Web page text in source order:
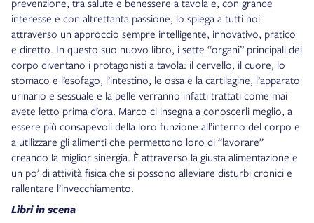
prevenzione, tra salute e benessere a tavola e, con grande
interesse e con altrettanta passione, lo spiega a tutti noi
attraverso un approccio sempre intelligente, innovativo, pratico
e diretto. In questo suo nuovo libro, i sette “organi” principali del
corpo diventano i protagonisti a tavola: il cervello, il cuore, lo
stomaco e l’esofago, l’intestino, le ossa e la cartilagine, l’apparato
urinario e sessuale e la pelle verranno infatti trattati come mai
avete letto prima d’ora. Marco ci insegna a conoscerli meglio, a
essere più consapevoli della loro funzione all’interno del corpo e
a utilizzare gli alimenti che permettono loro di “lavorare”
creando la miglior sinergia. È attraverso la giusta alimentazione e
un po’ di attività fisica che si possono alleviare disturbi cronici e
rallentare l’invecchiamento.
Libri in scena